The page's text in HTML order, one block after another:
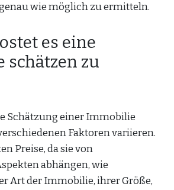
wie möglich zu ermitteln.
es eine
zu
Schätzung einer Immobilie
Faktoren variieren.
Preise, da sie von
abhängen, wie
Art der Immobilie, ihrer Größe,